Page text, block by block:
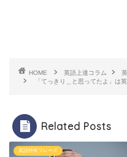
HOME 英語上達コラム
「てっきり＿と思ってたよ」は
Related Posts
英語特有フレーズ